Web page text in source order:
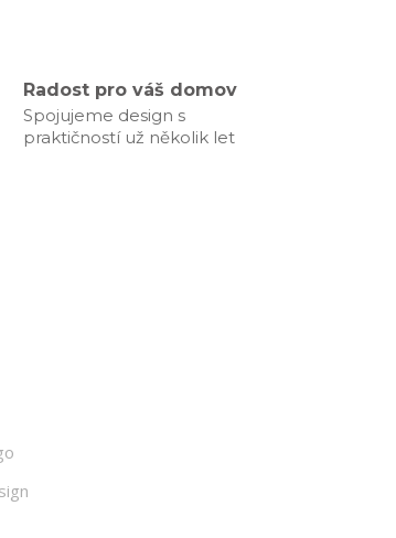
Radost pro váš domov
Spojujeme design s
praktičností už několik let